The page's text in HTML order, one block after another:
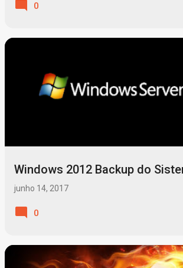
0
Windows 2012 Backup do
junho 14, 2017
0